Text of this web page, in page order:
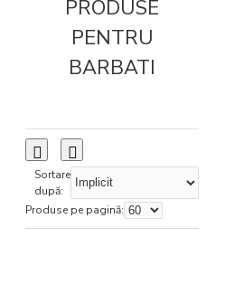
PRODUSE
PENTRU
BARBATI
Sortare
după:
Produse pe pagină: